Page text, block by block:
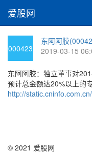
爱股网
000423
东阿阿胶
2019-03-15
东阿阿胶：独立董事对
预计总金额达20%以上的
http://
© 2021 爱股网